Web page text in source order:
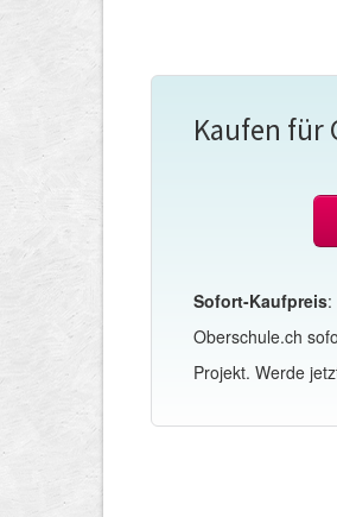
Kaufen für
Sofort-Kaufpreis:
Oberschule.ch
Projekt. Werde